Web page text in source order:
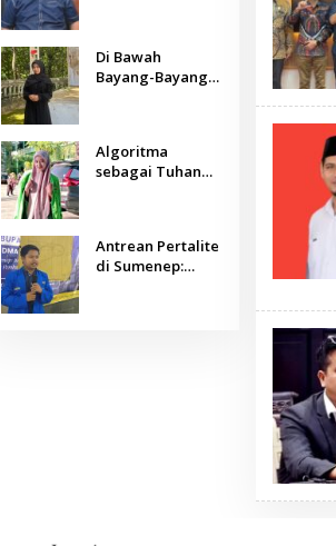
Di Bawah
Bayang-Bayang
Era Kecerdasan
Buatan
Algoritma
sebagai Tuhan
Antrean Pertalite
di Sumenep: